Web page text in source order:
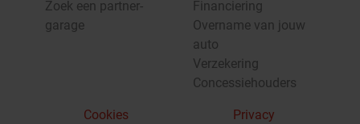
Zoek een partner-
garage
Financiering
Overname van jouw
auto
Verzekering
Concessiehouders
Cookies Privacy